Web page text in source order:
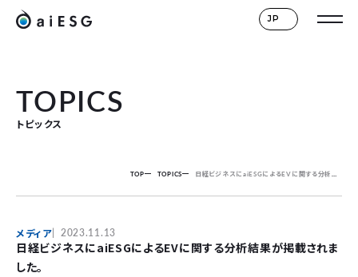
JP
TOPICS
トピックス
TOP TOPICS 日経ビジネスにaiESGによるEVに関する分析結果が掲載されました。
メディア 2023.11.13
日経ビジネスにaiESGによるEVに関する分析結果が掲載されま
した。